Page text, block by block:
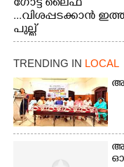
ഗോട്ട് ലൈഫ്
...വിശപ്പടക്കാൻ
പുല്ല്
ആട്. തെരുവ് നായ്ക്കൾ
കടിച്ച് കീറാൻ
വയറിന്റെ ആന്തൽ
ജീവന് വേണ്ടിയായി
എറണാകുളം
വാത്തുരുത്തിയിൽ
നിന്നുള്ള കാഴ്ച
TRENDING IN LOCAL